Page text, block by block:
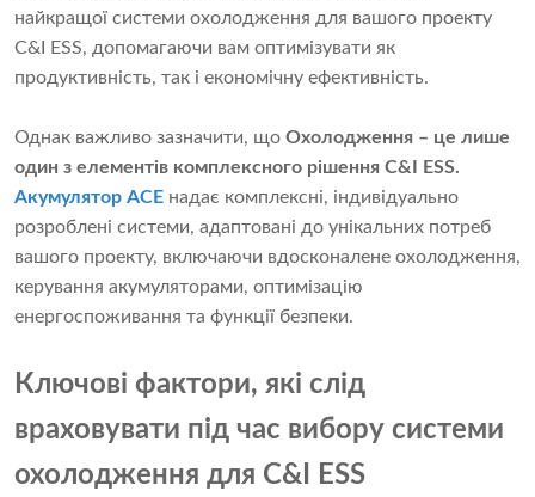
найкращої системи охолодження для вашого проекту
C&I ESS, допомагаючи вам оптимізувати як
продуктивність, так і економічну ефективність.
Однак важливо зазначити, що Охолодження – це лише
один з елементів комплексного рішення C&I ESS.
Акумулятор ACE надає комплексні, індивідуально
розроблені системи, адаптовані до унікальних потреб
вашого проекту, включаючи вдосконалене охолодження,
керування акумуляторами, оптимізацію
енергоспоживання та функції безпеки.
Ключові фактори, які слід
враховувати під час вибору системи
охолодження для C&I ESS